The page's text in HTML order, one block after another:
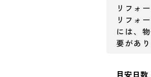
リフォ
リフォ
には、
要があり
目安日数